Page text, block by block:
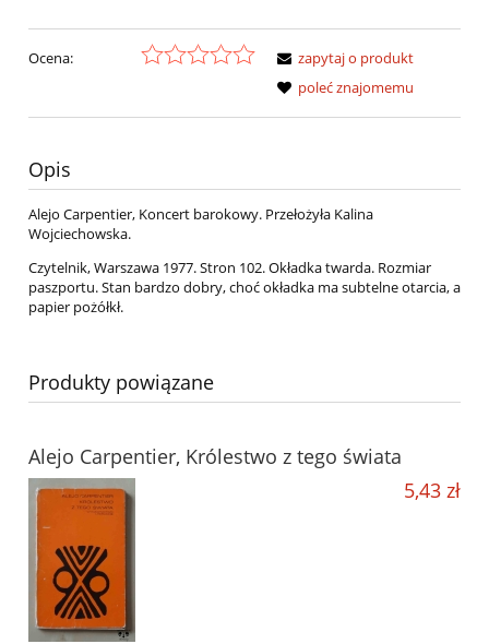
Ocena:
zapytaj o produkt
poleć znajomemu
Opis
Alejo Carpentier, Koncert barokowy. Przełożyła Kalina
Wojciechowska.
Czytelnik, Warszawa 1977. Stron 102. Okładka twarda. Rozmiar
paszportu. Stan bardzo dobry, choć okładka ma subtelne otarcia, a
papier pożółkł.
Produkty powiązane
Alejo Carpentier, Królestwo z tego świata
5,43 zł